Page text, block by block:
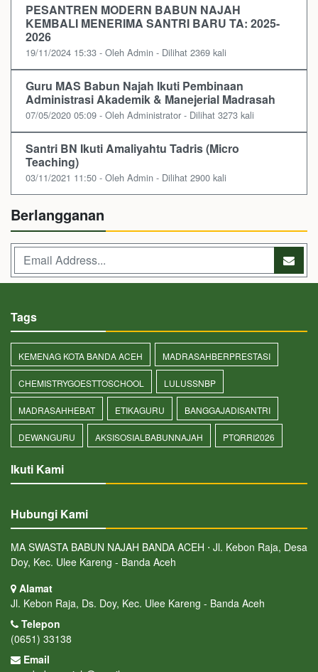
PESANTREN MODERN BABUN NAJAH
KEMBALI MENERIMA SANTRI BARU TA: 2025-
2026
19/11/2024 15:33 - Oleh Admin - Dilihat 2369 kali
Guru MAS Babun Najah Ikuti Pembinaan
Administrasi Akademik & Manejerial Madrasah
07/05/2020 05:09 - Oleh Administrator - Dilihat 3273 kali
Santri BN Ikuti Amaliyahtu Tadris (Micro
Teaching)
03/11/2021 11:50 - Oleh Admin - Dilihat 2900 kali
Berlangganan
Tags
KEMENAG KOTA BANDA ACEH MADRASAHBERPRESTASI
CHEMISTRYGOESTTOSCHOOL LULUSSNBP
MADRASAHHEBAT ETIKAGURU BANGGAJADISANTRI
DEWANGURU AKSISOSIALBABUNNAJAH PTQRRI2026
Ikuti Kami
Hubungi Kami
MA SWASTA BABUN NAJAH BANDA ACEH ⋅ Jl. Kebon Raja, Desa
Doy, Kec. Ulee Kareng - Banda Aceh
Alamat
Jl. Kebon Raja, Ds. Doy, Kec. Ulee Kareng - Banda Aceh
Telepon
(0651) 33138
Email